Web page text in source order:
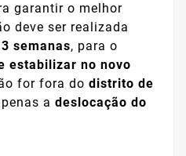
garantir o melhor
deve ser realizada
semanas, para o
estabilizar no novo
for fora do distrito de
a deslocação do